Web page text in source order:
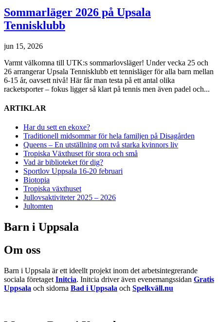
Sommarläger 2026 på Upsala
Tennisklubb
jun 15, 2026
Varmt välkomna till UTK:s sommarlovsläger! Under vecka 25 och
26 arrangerar Upsala Tennisklubb ett tennisläger för alla barn mellan
6-15 år, oavsett nivå! Här får man testa på ett antal olika
racketsporter – fokus ligger så klart på tennis men även padel och...
ARTIKLAR
Har du sett en ekoxe?
Traditionell midsommar för hela familjen på Disagården
Queens – En utställning om två starka kvinnors liv
Tropiska Växthuset för stora och små
Vad är biblioteket för dig?
Sportlov Uppsala 16-20 februari
Biotopia
Tropiska växthuset
Jullovsaktiviteter 2025 – 2026
Jultomten
Barn i Uppsala
Om oss
Barn i Uppsala är ett ideellt projekt inom det arbetsintegrerande
sociala företaget Initcia. Initcia driver även evenemangssidan Gratis
Uppsala och sidorna Bad i Uppsala och Spelkväll.nu